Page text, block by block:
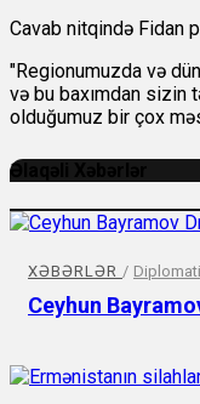
Cavab nitqində Fidan
"Regionumuzda və
və bu baxımdan sizin
olduğumuz bir çox
Əlaqəli Xəbərlər
XƏBƏRLƏR /
Ceyhun